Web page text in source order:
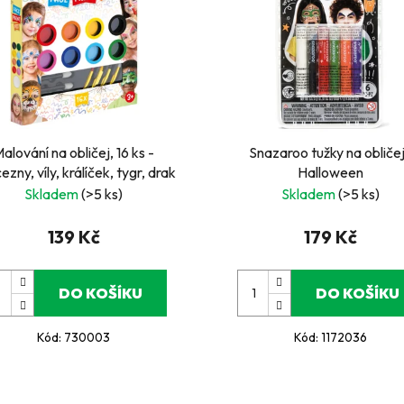
na obličej, 16 ks -
víly, králíček, tygr, drak
Skladem(>5 ks)
139 Kč
DO KOŠÍKU
Kód: 730003
Snazaroo tužky na
Halloween
Skladem(>5 ks)
179 Kč
DO KOŠÍKU
Kód: 1172036